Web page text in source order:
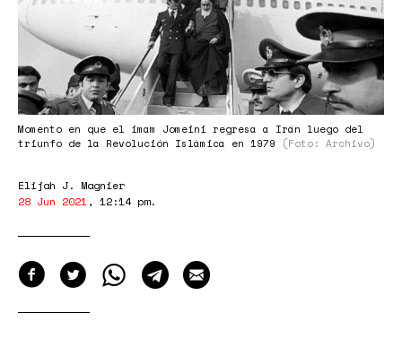
Momento en que el imam Jomeini regresa a Irán luego del
triunfo de la Revolución Islámica en 1979
(Foto: Archivo)
Elijah J. Magnier
28 Jun 2021, 12:14 pm.